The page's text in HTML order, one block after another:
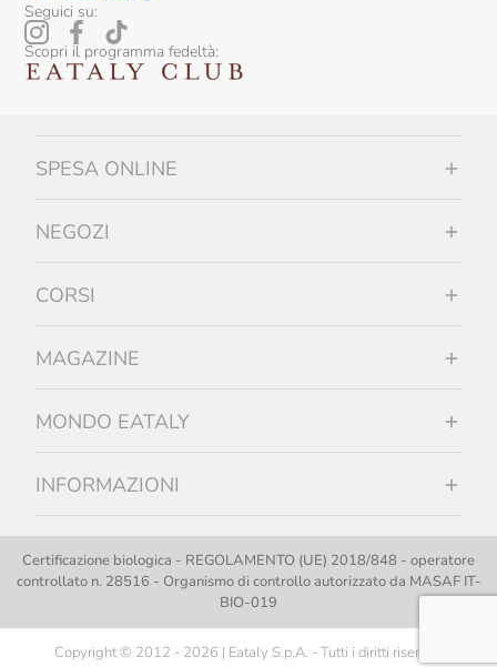
Seguici su:
Scopri il programma fedeltà:
SPESA ONLINE
NEGOZI
CORSI
MAGAZINE
MONDO EATALY
INFORMAZIONI
Certificazione biologica - REGOLAMENTO (UE) 2018/848 - operatore
controllato n. 28516 - Organismo di controllo autorizzato da MASAF IT-
BIO-019
Copyright © 2012 - 2026 | Eataly S.p.A. - Tutti i diritti riservati